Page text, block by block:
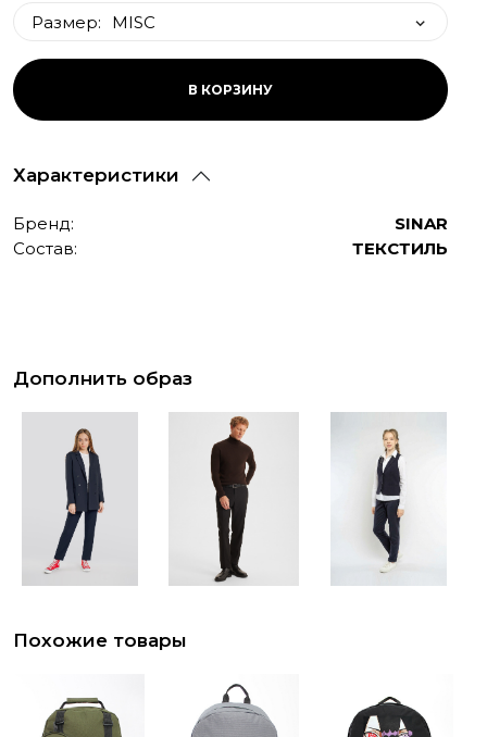
Размер:
MISC
В КОРЗИНУ
Характеристики
Бренд:
SINAR
Состав:
ТЕКСТИЛЬ
Дополнить образ
Похожие товары